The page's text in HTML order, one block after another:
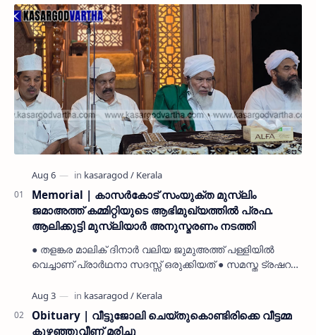
Memorial | കാസർകോട് സംയുക്ത മുസ്ലിം
ജമാഅത്ത് കമ്മിറ്റിയുടെ ആഭിമുഖ്യത്തിൽ പ്രഫ.
ആലിക്കുട്ടി മുസ്ലിയാർ അനുസ്മരണം നടത്തി
● തളങ്കര മാലിക് ദിനാർ വലിയ ജുമുഅത്ത് പള്ളിയിൽ
വെച്ചാണ് പ്രാർഥനാ സദസ്സ് ഒരുക്കിയത് ● സമസ്ത ട്രഷറർ
നൽകി കാസ…
Obituary | വീട്ടുജോലി ചെയ്തുകൊണ്ടിരിക്കെ വീട്ടമ്മ
കുഴഞ്ഞുവീണ് മരിച്ചു